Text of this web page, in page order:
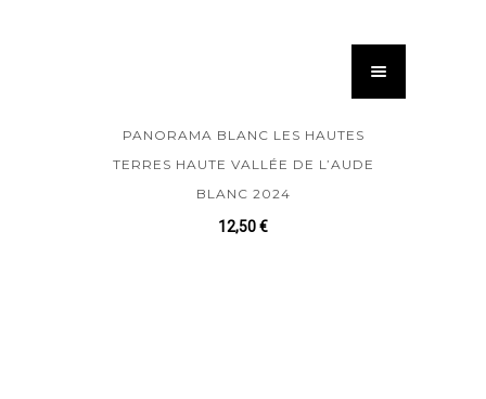
PANORAMA BLANC LES HAUTES
TERRES HAUTE VALLÉE DE L’AUDE
BLANC 2024
12,50€